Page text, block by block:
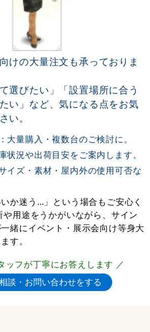
けの大量注文も承っておりま
選びたい」「設置場所に合う
い」など、気になる点をお気
い。
大量購入・複数台のご検討に。
状況や出荷目安をご案内します。
イズ・素材・屋内外の使用可否な
いか迷う…」という場合もご安心く
用途をうかがいながら、サイン
緒にイベント・展示会向け等身大
す。
ッフが丁寧にお答えします ／